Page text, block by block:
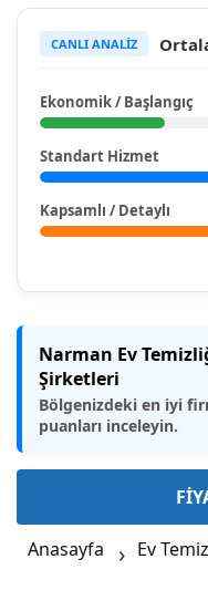
CANLI ANALİZ
Ekonomik / Başlangıç
Standart Hizmet
Kapsamlı / Detaylı
Narman Ev
Şirketleri
Bölgenizdeki en iyi
puanları inceleyin.
Anasayfa Ev